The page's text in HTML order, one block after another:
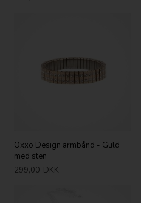
Oxxo Design armbånd - Guld
med sten
299,00 DKK